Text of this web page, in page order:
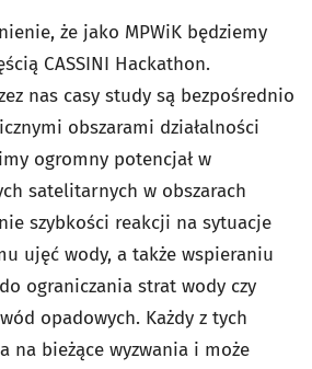
że jako MPWiK będziemy
CASSINI Hackathon.
nas casy study są bezpośrednio
obszarami działalności
ogromny potencjał w
satelitarnych w obszarach
szybkości reakcji na sytuacje
ujęć wody, a także wspieraniu
ograniczania strat wody czy
opadowych. Każdy z tych
na bieżące wyzwania i może